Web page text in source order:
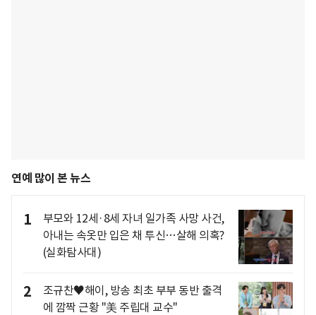
연예 많이 본 뉴스
1
부모와 12세·8세 자녀 일가족 사망 사건,
아내는 속옷만 입은 채 투신…살해 의혹?
(실화탐사대)
2
조규찬♥해이, 방송 최초 부부 동반 출격
에 깜짝 근황 "美 주립대 교수"